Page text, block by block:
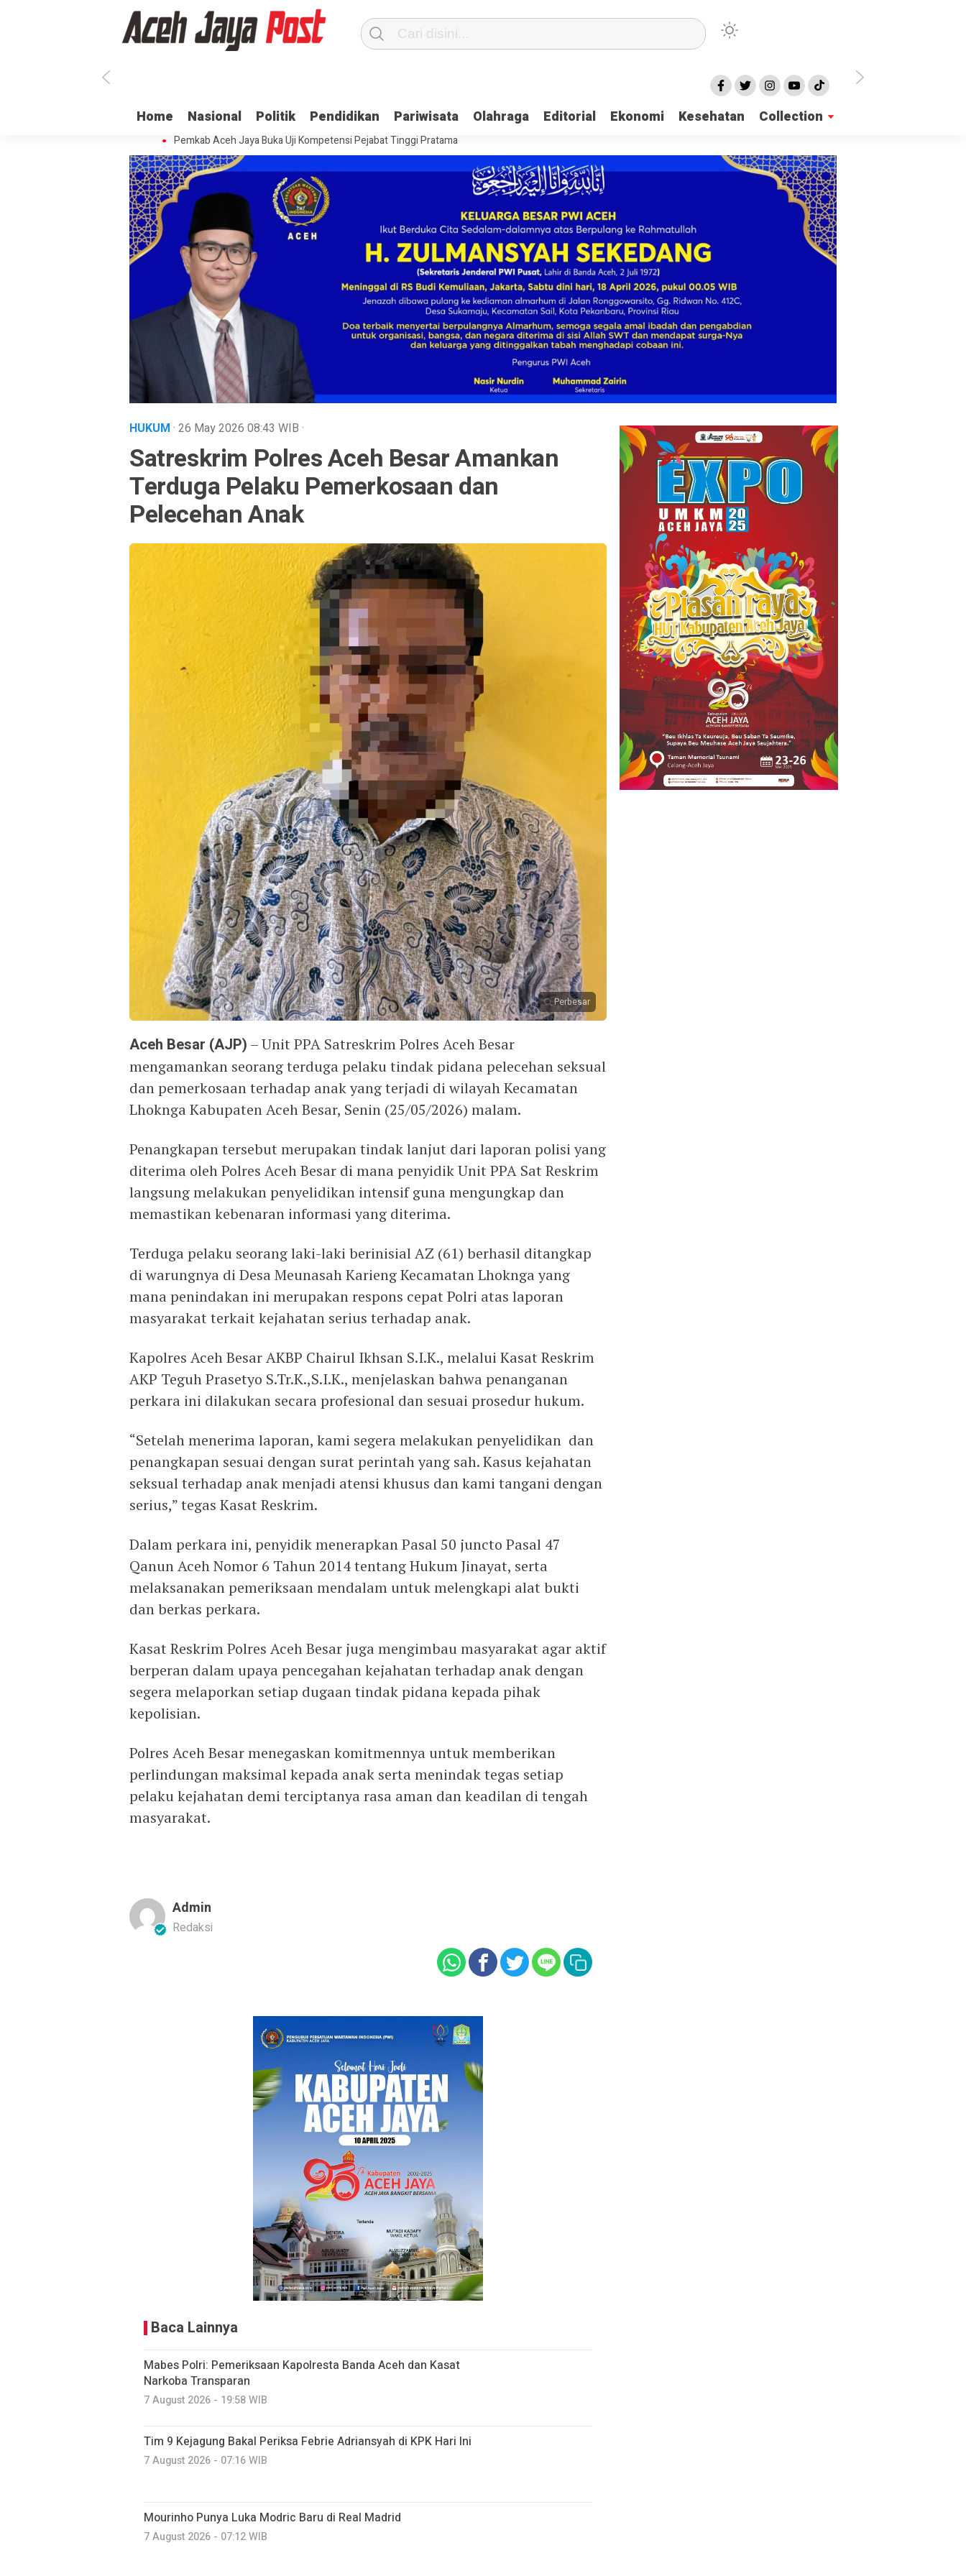
Home Nasional Politik Pendidikan Pariwisata Olahraga Editorial Ekonomi Kesehatan Collection
Ratusan ASN di Aceh Jaya Belum Terima Gaji
Ulama dan Pj Bupati Aceh Jaya Bahas Penguatan Kemandirian Dayah
Dua Oknum Anggota Polda Aceh Ditangkap, Ini Kasusnya
Saat Proses Sortir, Panwaslih Aceh Jaya Temukan 137 Surat Suara Rusak
Pemkab Aceh Jaya Buka Uji Kompetensi Pejabat Tinggi Pratama
HUKUM · 26 May 2026 08:43 WIB ·
Satreskrim Polres Aceh Besar Amankan
Terduga Pelaku Pemerkosaan dan
Pelecehan Anak
Perbesar
Aceh Besar (AJP) – Unit PPA Satreskrim Polres Aceh Besar
mengamankan seorang terduga pelaku tindak pidana pelecehan seksual
dan pemerkosaan terhadap anak yang terjadi di wilayah Kecamatan
Lhoknga Kabupaten Aceh Besar, Senin (25/05/2026) malam.
Penangkapan tersebut merupakan tindak lanjut dari laporan polisi yang
diterima oleh Polres Aceh Besar di mana penyidik Unit PPA Sat Reskrim
langsung melakukan penyelidikan intensif guna mengungkap dan
memastikan kebenaran informasi yang diterima.
Terduga pelaku seorang laki-laki berinisial AZ (61) berhasil ditangkap
di warungnya di Desa Meunasah Karieng Kecamatan Lhoknga yang
mana penindakan ini merupakan respons cepat Polri atas laporan
masyarakat terkait kejahatan serius terhadap anak.
Kapolres Aceh Besar AKBP Chairul Ikhsan S.I.K., melalui Kasat Reskrim
AKP Teguh Prasetyo S.Tr.K.,S.I.K., menjelaskan bahwa penanganan
perkara ini dilakukan secara profesional dan sesuai prosedur hukum.
“Setelah menerima laporan, kami segera melakukan penyelidikan dan
penangkapan sesuai dengan surat perintah yang sah. Kasus kejahatan
seksual terhadap anak menjadi atensi khusus dan kami tangani dengan
serius,” tegas Kasat Reskrim.
Dalam perkara ini, penyidik menerapkan Pasal 50 juncto Pasal 47
Qanun Aceh Nomor 6 Tahun 2014 tentang Hukum Jinayat, serta
melaksanakan pemeriksaan mendalam untuk melengkapi alat bukti
dan berkas perkara.
Kasat Reskrim Polres Aceh Besar juga mengimbau masyarakat agar aktif
berperan dalam upaya pencegahan kejahatan terhadap anak dengan
segera melaporkan setiap dugaan tindak pidana kepada pihak
kepolisian.
Polres Aceh Besar menegaskan komitmennya untuk memberikan
perlindungan maksimal kepada anak serta menindak tegas setiap
pelaku kejahatan demi terciptanya rasa aman dan keadilan di tengah
masyarakat.
Admin
Redaksi
Baca Lainnya
Mabes Polri: Pemeriksaan Kapolresta Banda Aceh dan Kasat
Narkoba Transparan
7 August 2026 - 19:58 WIB
Tim 9 Kejagung Bakal Periksa Febrie Adriansyah di KPK Hari Ini
7 August 2026 - 07:16 WIB
Mourinho Punya Luka Modric Baru di Real Madrid
7 August 2026 - 07:12 WIB